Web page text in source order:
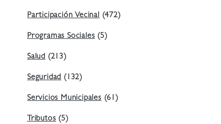
Participación Vecinal(472)
Programas Sociales(5)
Salud (213)
Seguridad(132)
Servicios Municipales(61)
Tributos(5)